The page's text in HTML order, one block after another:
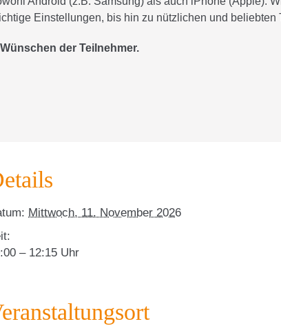
Einstellungen, bis hin zu nützlichen und
der Teilnehmer.
Mittwoch, 11. November 2026
– 12:15